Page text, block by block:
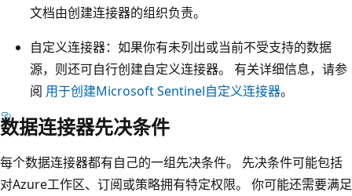
文档由创建连接器的组织负责。
自定义连接器：如果你有未列出或当前不受支持的数据
源，则还可自行创建自定义连接器。 有关详细信息，请参
阅 用于创建Microsoft Sentinel自定义连接器。
数据连接器先决条件
每个数据连接器都有自己的一组先决条件。 先决条件可能包括
对Azure工作区、订阅或策略拥有特定权限。 你可能还需要满足